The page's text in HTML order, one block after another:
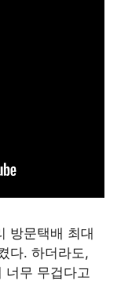
방문택배 최대
다. 하더라도,
너무 무겁다고